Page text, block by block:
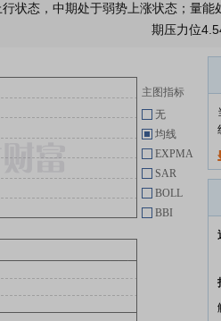
掌趣科技:2025
状态，中期处于弱势上涨状态；量
期压力位
主图指标
无
均线
EXPMA
SAR
BOLL
BBI